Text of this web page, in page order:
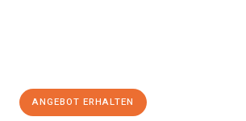
ANGEBOT ERHALTEN